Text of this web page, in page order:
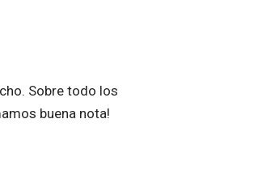
Sobre todo los
buena nota!